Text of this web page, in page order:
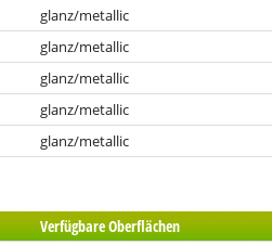
glanz/metallic
glanz/metallic
glanz/metallic
glanz/metallic
glanz/metallic
Verfügbare Oberflächen